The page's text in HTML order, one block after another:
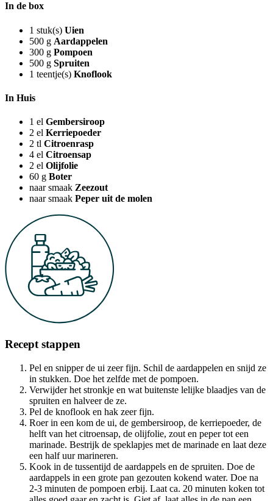
In de box
1 stuk(s) Uien
500 g Aardappelen
300 g Pompoen
500 g Spruiten
1 teentje(s) Knoflook
In Huis
1 el Gembersiroop
2 el Kerriepoeder
2 tl Citroenrasp
4 el Citroensap
2 el Olijfolie
60 g Boter
naar smaak Zeezout
naar smaak Peper uit de molen
Recept stappen
Pel en snipper de ui zeer fijn. Schil de aardappelen en snijd ze
in stukken. Doe het zelfde met de pompoen.
Verwijder het stronkje en wat buitenste lelijke blaadjes van de
spruiten en halveer de ze.
Pel de knoflook en hak zeer fijn.
Roer in een kom de ui, de gembersiroop, de kerriepoeder, de
helft van het citroensap, de olijfolie, zout en peper tot een
marinade. Bestrijk de speklapjes met de marinade en laat deze
een half uur marineren.
Kook in de tussentijd de aardappels en de spruiten. Doe de
aardappels in een grote pan gezouten kokend water. Doe na
2-3 minuten de pompoen erbij. Laat ca. 20 minuten koken tot